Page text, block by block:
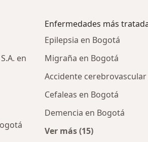
en
Enfermedades más
Epilepsia en Bogotá
Migraña en Bogotá
Accidente
Cefaleas en Bogotá
Demencia en Bogotá
Ver más (15)